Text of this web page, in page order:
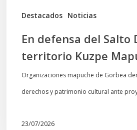
Destacados Noticias
Mapu
En defensa del Salto
territorio Kuzpe
Organizaciones mapuche de Gorbea
derechos y patrimonio cultural ante
23/07/2026